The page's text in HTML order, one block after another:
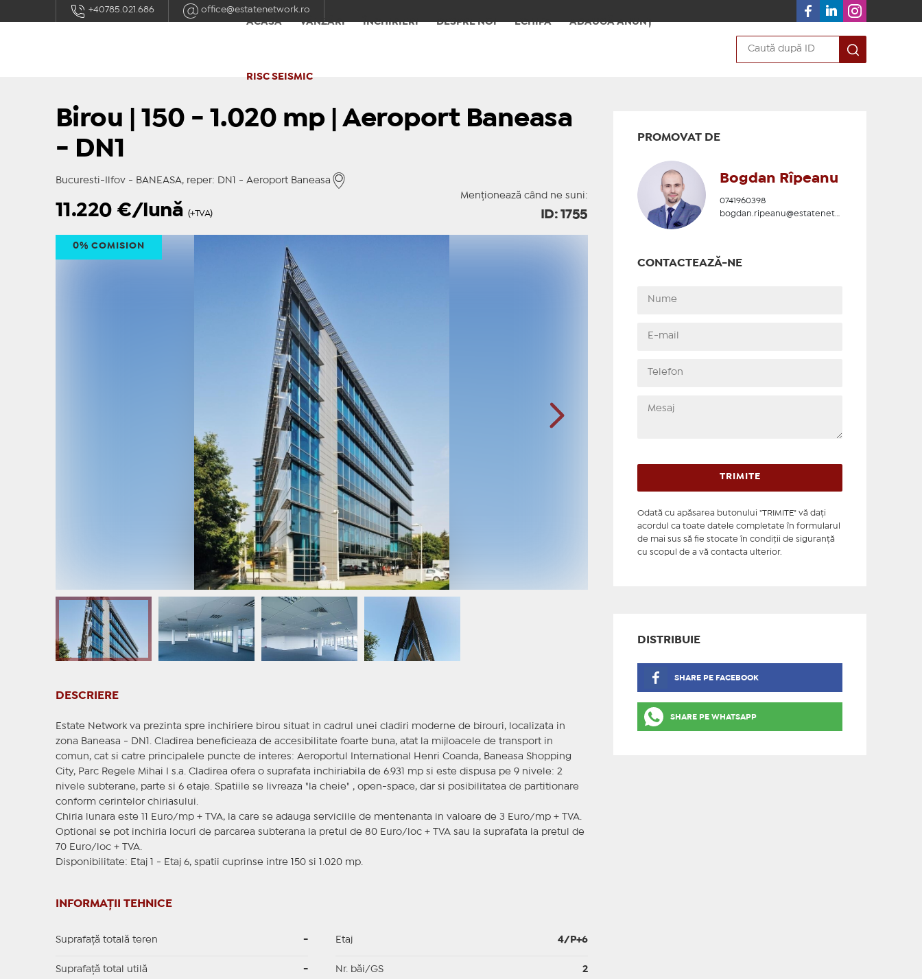
+40785.021.686
office@estatenetwork.ro
ACASĂ
VÂNZĂRI ÎNCHIRIERI DESPRE NOI ECHIPA ADAUGĂ ANUNȚ
RISC SEISMIC
Birou | 150 - 1.020 mp | Aeroport Baneasa
- DN1
Bucuresti-Ilfov - BANEASA, reper: DN1 - Aeroport Baneasa
Menționează când ne suni:
11.220€/lună (+TVA) ID: 1755
0% COMISION
DESCRIERE
Estate Network va prezinta spre inchiriere birou situat in cadrul unei cladiri moderne de birouri, localizata in
zona Baneasa - DN1. Cladirea beneficieaza de accesibilitate foarte buna, atat la mijloacele de transport in
comun, cat si catre principalele puncte de interes: Aeroportul International Henri Coanda, Baneasa Shopping
City, Parc Regele Mihai I s.a. Cladirea ofera o suprafata inchiriabila de 6.931 mp si este dispusa pe 9 nivele: 2
nivele subterane, parte si 6 etaje. Spatiile se livreaza "la cheie" , open-space, dar si posibilitatea de partitionare
conform cerintelor chiriasului.
Chiria lunara este 11 Euro/mp + TVA, la care se adauga serviciile de mentenanta in valoare de 3 Euro/mp + TVA.
Optional se pot inchiria locuri de parcarea subterana la pretul de 80 Euro/loc + TVA sau la suprafata la pretul de
70 Euro/loc + TVA.
Disponibilitate: Etaj 1 - Etaj 6, spatii cuprinse intre 150 si 1.020 mp.
INFORMAȚII TEHNICE
Suprafață totală teren -
Suprafaţă total utilă -
Etaj 4/P+6
Nr. băi/GS 2
PROMOVAT DE
Bogdan Rîpeanu
0741960398
bogdan.ripeanu@estatenetwork.ro
CONTACTEAZĂ-NE
Odată cu apăsarea butonului "TRIMITE" vă daţi
acordul ca toate datele completate în formularul
de mai sus să fie stocate în condiţii de siguranţă
cu scopul de a vă contacta ulterior.
DISTRIBUIE
SHARE PE FACEBOOK
SHARE PE WHATSAPP